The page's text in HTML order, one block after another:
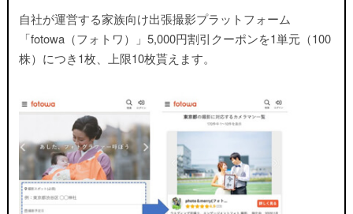
自社が運営する家族向け出張撮影プラットフォーム
「fotowa（フォトワ）」5,000円割引クーポンを1単元（100
株）につき1枚、上限10枚貰えます。